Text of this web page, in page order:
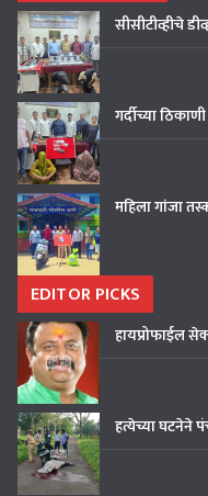
सीसीटीव्हीचे
गर्दीच्या
महिला गांजा
EDITOR PICKS
हायप्रोफाईल
हत्येच्या घटनेने